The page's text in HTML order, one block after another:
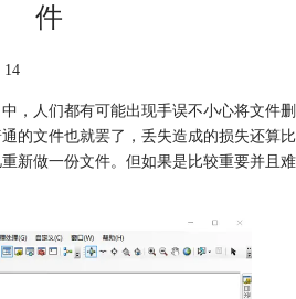
件
14
，人们都有可能出现手误不小心将文件删
的文件也就罢了，丢失造成的损失还算比
新做一份文件。但如果是比较重要并且难